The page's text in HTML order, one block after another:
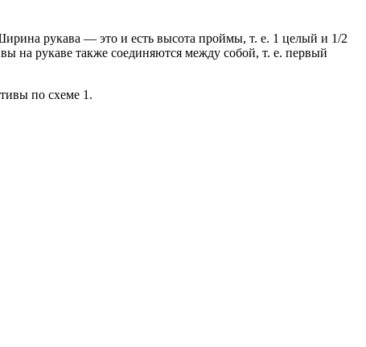
рукава — это и есть высота проймы, т. е. 1 целый и 1/2
на рукаве также соединяются между собой, т. е. первый
по схеме 1.